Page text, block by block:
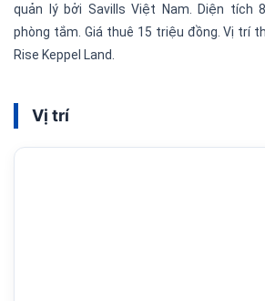
quản lý bởi Savills Việt Nam. Diện tích
phòng tắm. Giá thuê 15 triệu đồng. Vị trí
Rise Keppel Land.
Vị trí